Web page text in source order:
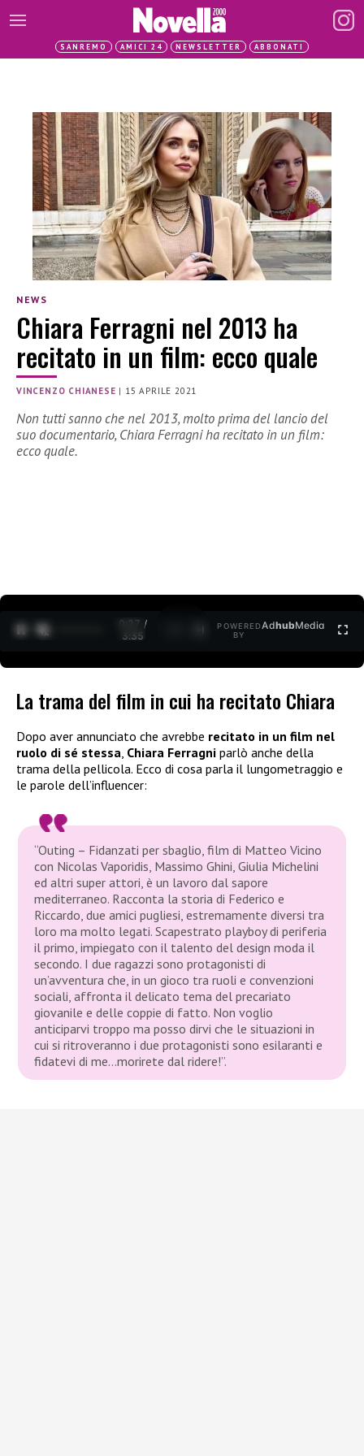
SANREMO AMICI 24 NEWSLETTER ABBONATI
NEWS
Chiara Ferragni nel 2013 ha
recitato in un film: ecco quale
VINCENZO CHIANESE | 15 APRILE 2021
Non tutti sanno che nel 2013, molto prima del lancio del
suo documentario, Chiara Ferragni ha recitato in un film:
ecco quale.
0:27 /
3:35
POWERED
BY
AdhubMedia
La trama del film in cui ha recitato Chiara
Dopo aver annunciato che avrebbe recitato in un film nel
ruolo di sé stessa, Chiara Ferragni parlò anche della
trama della pellicola. Ecco di cosa parla il lungometraggio e
le parole dell’influencer:
“Outing – Fidanzati per sbaglio, film di Matteo Vicino
con Nicolas Vaporidis, Massimo Ghini, Giulia Michelini
ed altri super attori, è un lavoro dal sapore
mediterraneo. Racconta la storia di Federico e
Riccardo, due amici pugliesi, estremamente diversi tra
loro ma molto legati. Scapestrato playboy di periferia
il primo, impiegato con il talento del design moda il
secondo. I due ragazzi sono protagonisti di
un’avventura che, in un gioco tra ruoli e convenzioni
sociali, affronta il delicato tema del precariato
giovanile e delle coppie di fatto. Non voglio
anticiparvi troppo ma posso dirvi che le situazioni in
cui si ritroveranno i due protagonisti sono esilaranti e
fidatevi di me…morirete dal ridere!”.